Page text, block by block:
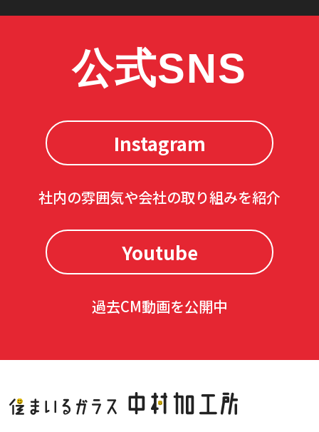
公式SNS
Instagram
社内の雰囲気や会社の取り組みを紹介
Youtube
過去CM動画を公開中